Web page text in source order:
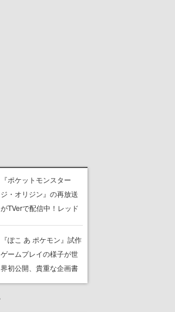
『ポケットモンスター
ジ・オリジン』の再放送
がTVerで配信中！レッド
公のオリジナルアニメ
『ぽこ あ ポケモン』試作
ゲームプレイの様子が世
界初公開、貴重な企画書
の一部も見れちゃう。ゲ